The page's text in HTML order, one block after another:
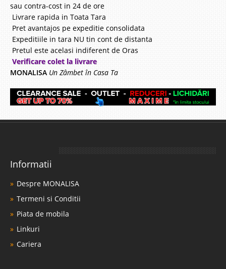
sau contra-cost in 24 de ore
Livrare rapida in Toata Tara
Pret avantajos pe expeditie consolidata
Expeditiile in tara NU tin cont de distanta
Pretul este acelasi indiferent de Oras
Verificare colet la livrare
MONALISA Un Zâmbet în Casa Ta
Informatii
Despre MONALISA
Termeni si Conditii
Piata de mobila
Linkuri
Cariera